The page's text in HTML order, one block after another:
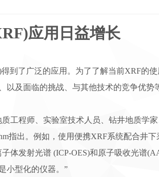
应用日益增长
了广泛的应用。为了了解当前XRF的
以及面临的挑战、与其他技术的竞争优势
程师、实验室技术人员、钻井地质学家
指出。例如，使用便携XRF系统配合井下
体发射光谱 (ICP-OES)和原子吸收光谱
小型化的仪器。”